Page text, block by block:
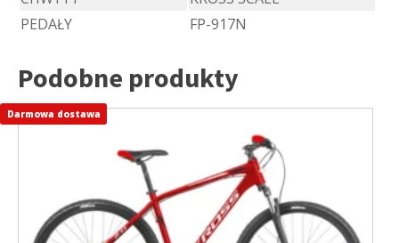
PEDAŁY
FP-917N
Podobne produkty
Ten
wariantów.
Opcje
Darmowa dostawa